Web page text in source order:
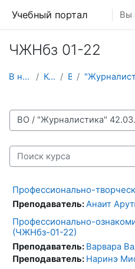
Учебный портал Вы
ЧЖНбз 01-22
В начало Курсы ВО
Категории курсов
Поиск курса
Профессионально-
Преподаватель:Анаит
Профессионально-
(ЧЖНбз-01-22)
Преподаватель: Варвара
Преподаватель: Наринэ